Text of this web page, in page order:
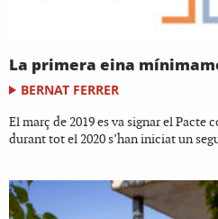
La primera eina
BERNAT FERRER
El març de 2019 es va signar el Pacte
durant tot el 2020 s’han iniciat un